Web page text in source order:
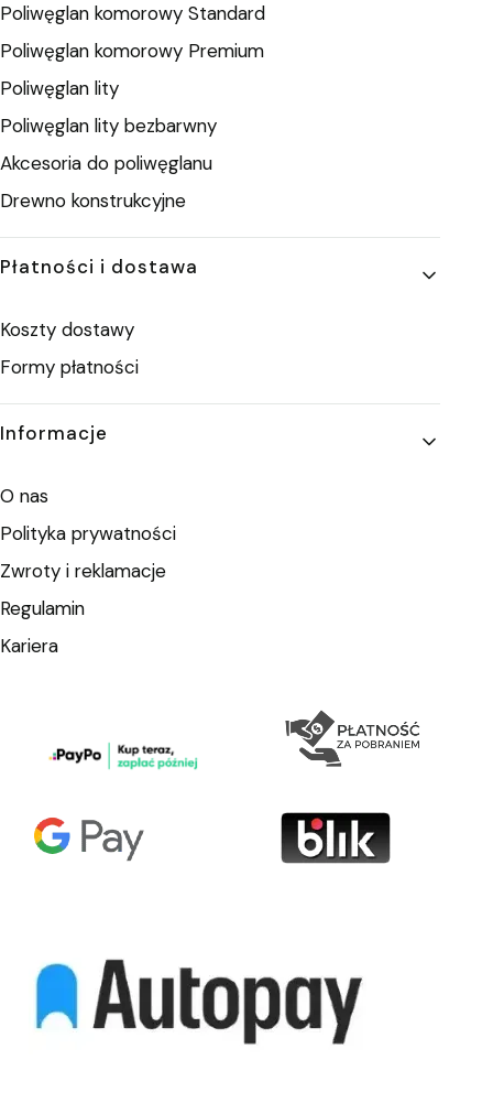
Poliwęglan komorowy Standard
Poliwęglan komorowy Premium
Poliwęglan lity
Poliwęglan lity bezbarwny
Akcesoria do poliwęglanu
Drewno konstrukcyjne
Płatności i dostawa
Koszty dostawy
Formy płatności
Informacje
O nas
Polityka prywatności
Zwroty i reklamacje
Regulamin
Kariera